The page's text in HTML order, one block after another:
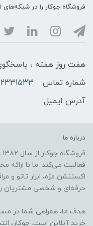
فروشگاه جوکار را در شبکه‌های
هفت روز هفته ،
شماره تماس:
آدرس ایمیل:
درباره ما
فعالیت می‌کند. ما با
اکستنشن مژه، ابزار تاتو و
حرفه‌ای و شخصی مشتریان
هدف ما، همراهی شما در
خرید آنلاین است. جوکار،